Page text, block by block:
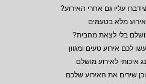
עליו גם אחרי האירוע?
מלא בטעמים
בלי לצאת מהבית?
לכם אירוע טעים ומגוון
לאירוע מושלם
את האירוע שלכם